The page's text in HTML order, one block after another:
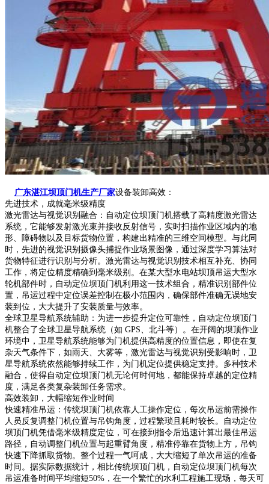
广东湛江坝顶门机生产厂家设备装卸高效：
先进技术，成就毫米级精度
激光雷达与视觉识别融合：自动定位坝顶门机搭载了高精度激光雷达
系统，它能够发射激光束并接收反射信号，实时扫描作业区域内的地
形、障碍物以及目标货物位置，构建出精准的三维空间模型。与此同
时，先进的视觉识别摄像头捕捉作业场景图像，通过深度学习算法对
货物特征进行识别与分析。激光雷达与视觉识别技术相互补充、协同
工作，将定位精度精确到毫米级别。在某大型水电站坝顶吊运大型水
轮机部件时，自动定位坝顶门机利用这一技术组合，精准识别部件位
置，吊运过程中定位误差控制在极小范围内，确保部件准确无误地安
装到位，大大提升了安装质量与效率。
全球卫星导航系统辅助：为进一步提升定位可靠性，自动定位坝顶门
机整合了全球卫星导航系统（如 GPS、北斗等）。在开阔的坝顶作业
环境中，卫星导航系统能够为门机提供高精度的位置信息，即使在复
杂天气条件下，如雨天、大雾等，激光雷达与视觉识别受影响时，卫
星导航系统依然能够持续工作，为门机定位提供稳定支持。多种技术
融合，使得自动定位坝顶门机无论何时何地，都能保持卓越的定位精
度，满足各类复杂装卸任务需求。
高效装卸，大幅缩短作业时间
快速精准吊运：传统坝顶门机依靠人工操作定位，每次吊运前需操作
人员反复调整门机位置与吊钩角度，过程繁琐且耗时较长。自动定位
坝顶门机凭借毫米级精度定位，可在接到指令后迅速计算出最佳吊运
路径，自动调整门机位置与起重臂角度，精准停靠在货物上方，吊钩
快速下降抓取货物。整个过程一气呵成，大大缩短了单次吊运的准备
时间。据实际数据统计，相比传统坝顶门机，自动定位坝顶门机每次
吊运准备时间平均缩短50%，在一个繁忙的水利工程施工现场，每天可